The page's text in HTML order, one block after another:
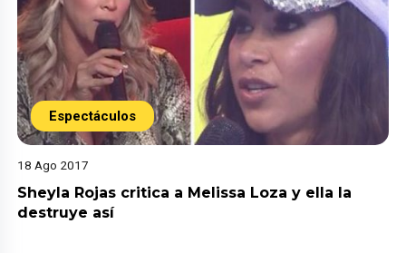
Espectáculos
18 Ago 2017
Sheyla Rojas critica a Melissa Loza y ella la
destruye así